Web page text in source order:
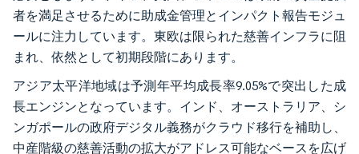
者を満足させるために助成金管理とインパクト報告モジュ
ールに注力しています。東欧は限られた慈善インフラに阻
まれ、依然として初期段階にあります。
アジア太平洋地域は予測年平均成長率9.05%で突出した成
長エンジンとなっています。インド、オーストラリア、シ
ンガポールの政府デジタル義務がクラウド移行を補助し、
中産階級の慈善活動の拡大がアドレス可能なベースを広げ